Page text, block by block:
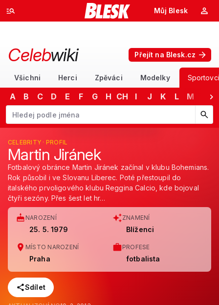
Můj Blesk
Celebwiki Přejít na Blesk.cz
Všichni Herci Zpěváci Modelky Sportovci
A B C D E F G H CH I J K L M
Začněte psát jméno. Šipkami dolů a nahoru procházejte návrhy,
CELEBRITY · PROFIL
Martin Jiránek
Fotbalový obránce Martin Jiránek začínal v klubu Bohemians.
Rok působil i ve Slovanu Liberec. Poté přestoupil do
italského prvoligového klubu Reggina Calcio, kde bojoval
čtyři sezóny. Přes šest let hr…
NAROZENÍ
25. 5. 1979
ZNAMENÍ
Blíženci
MÍSTO NAROZENÍ
Praha
PROFESE
fotbalista
Sdílet